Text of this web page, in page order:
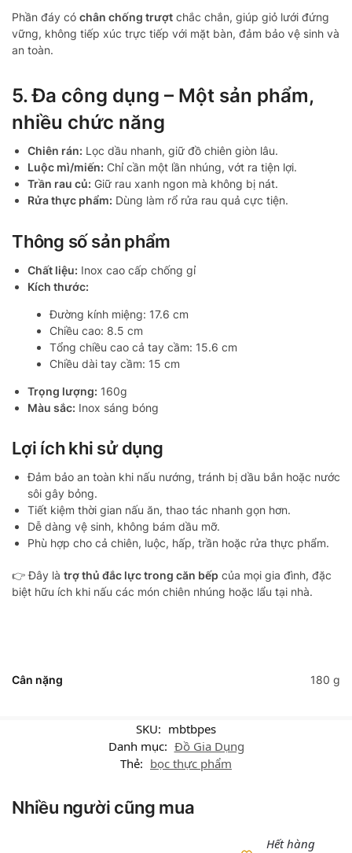
Phần đáy có chân chống trượt chắc chắn, giúp giỏ lưới đứng
vững, không tiếp xúc trực tiếp với mặt bàn, đảm bảo vệ sinh và
an toàn.
5. Đa công dụng – Một sản phẩm,
nhiều chức năng
Chiên rán: Lọc dầu nhanh, giữ đồ chiên giòn lâu.
Luộc mì/miến: Chỉ cần một lần nhúng, vớt ra tiện lợi.
Trần rau củ: Giữ rau xanh ngon mà không bị nát.
Rửa thực phẩm: Dùng làm rổ rửa rau quả cực tiện.
Thông số sản phẩm
Chất liệu: Inox cao cấp chống gỉ
Kích thước:
Đường kính miệng: 17.6 cm
Chiều cao: 8.5 cm
Tổng chiều cao cả tay cầm: 15.6 cm
Chiều dài tay cầm: 15 cm
Trọng lượng: 160g
Màu sắc: Inox sáng bóng
Lợi ích khi sử dụng
Đảm bảo an toàn khi nấu nướng, tránh bị dầu bắn hoặc nước
sôi gây bỏng.
Tiết kiệm thời gian nấu ăn, thao tác nhanh gọn hơn.
Dễ dàng vệ sinh, không bám dầu mỡ.
Phù hợp cho cả chiên, luộc, hấp, trần hoặc rửa thực phẩm.
👉 Đây là trợ thủ đắc lực trong căn bếp của mọi gia đình, đặc
biệt hữu ích khi nấu các món chiên nhúng hoặc lẩu tại nhà.
Cân nặng 180 g
SKU: mbtbpes
Danh mục: Đồ Gia Dụng
Thẻ: bọc thực phẩm
Nhiều người cũng mua
Hết hàng